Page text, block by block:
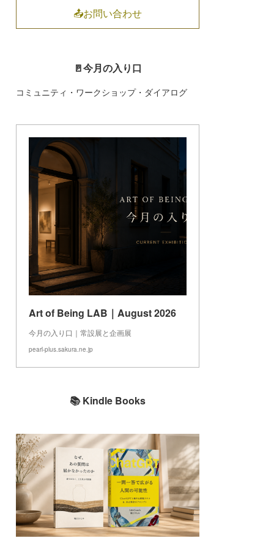
📤お問い合わせ
🚪今月の入り口
コミュニティ・ワークショップ・ダイアログ
Art of Being LAB｜August 2026
今月の入り口｜常設展と企画展
pearl-plus.sakura.ne.jp
📚 Kindle Books